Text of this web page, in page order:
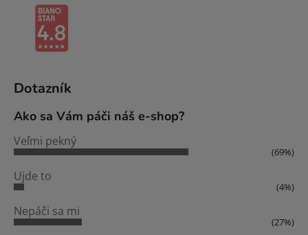
Dotazník
Ako sa Vám páči náš e-shop?
Veľmi pekný
(69%)
Ujde to
(4%)
Nepáči sa mi
(27%)